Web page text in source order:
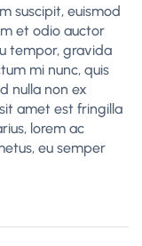
suscipit, euismod
et odio auctor
tempor, gravida
mi nunc, quis
nulla non ex
amet est fringilla
lorem ac
eu semper